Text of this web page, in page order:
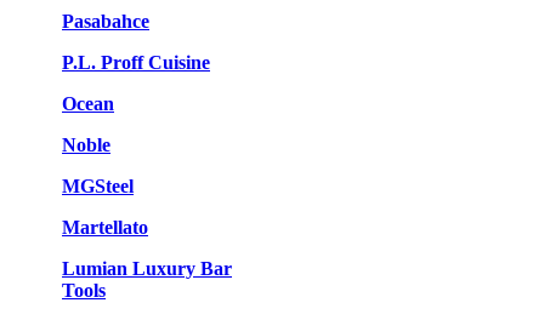
Pasabahce
P.L. Proff Cuisine
Ocean
Noble
MGSteel
Martellato
Lumian Luxury Bar
Tools